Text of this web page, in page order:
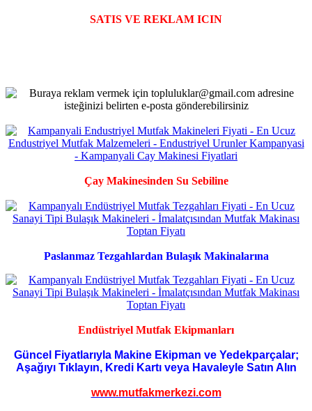
SATIS VE REKLAM ICIN
Çay Makinesinden Su Sebiline
Paslanmaz Tezgahlardan Bulaşık Makinalarına
Endüstriyel Mutfak Ekipmanları
Güncel Fiyatlarıyla Makine Ekipman ve Yedekparçalar;
Aşağıyı Tıklayın, Kredi Kartı veya Havaleyle Satın Alın
www.mutfakmerkezi.com